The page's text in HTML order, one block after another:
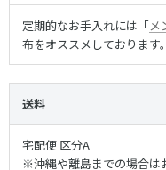
定期的なお手入れには「メ
布をオススメしております。
送料
宅配便 区分A
※沖縄や離島までの場合は